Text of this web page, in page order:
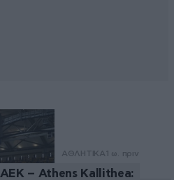
ΑΘΛΗΤΙΚΑ 1 ω. πριν
ΑΕΚ – Athens Kallithea: